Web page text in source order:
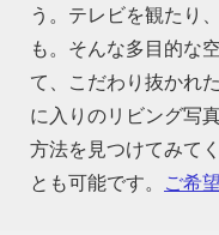
う。テレビを観たり
も。そんな多目的な
て、こだわり抜かれ
に入りのリビング写
方法を見つけてみて
とも可能です。
ご希